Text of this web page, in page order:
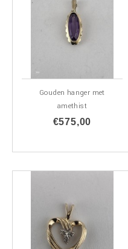
Gouden hanger met
amethist
€575,00